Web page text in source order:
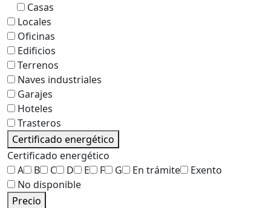
Casas
Locales
Oficinas
Edificios
Terrenos
Naves industriales
Garajes
Hoteles
Trasteros
Certificado energético
Certificado energético
A
B C D E F G En trámite
Exento
No disponible
Precio